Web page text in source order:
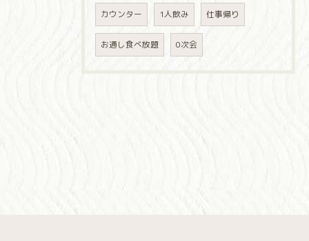
カウンター 1人飲み 仕事帰り
お通し食べ放題 0次会